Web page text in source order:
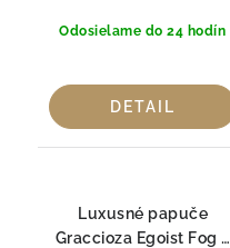
Odosielame do 24 hodín
DETAIL
Luxusné papuče
Graccioza Egoist Fog –